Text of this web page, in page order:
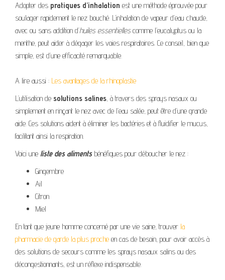
Adopter des pratiques d’inhalation est une méthode éprouvée pour
soulager rapidement le nez bouché. L’inhalation de vapeur d’eau chaude,
avec ou sans addition d’huiles essentiellescomme l’eucalyptus ou la
menthe, peut aider à dégager les voies respiratoires. Ce conseil, bien que
simple, est d’une efficacité remarquable.
A lire aussi : Les avantages de la rhinoplastie
L’utilisation de solutions salines, à travers des sprays nasaux ou
simplement en rinçant le nez avec de l’eau salée, peut être d’une grande
aide. Ces solutions aident à éliminer les bactéries et à fluidifier le mucus,
facilitant ainsi la respiration.
Voici une liste des alimentsbénéfiques pour déboucher le nez :
Gingembre
Ail
Citron
Miel
En tant que jeune homme concerné par une vie saine, trouver la
pharmacie de garde la plus proche en cas de besoin, pour avoir accès à
des solutions de secours comme les sprays nasaux salins ou des
décongestionnants, est un réflexe indispensable.